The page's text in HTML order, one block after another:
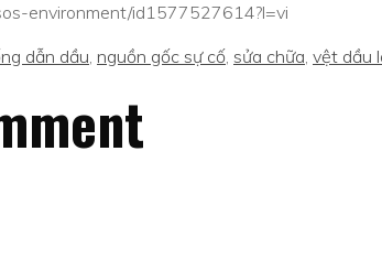
environment/id1577527614?l=vi
dẫn dầu, nguồn gốc sự cố, sửa chữa, vệt dầu